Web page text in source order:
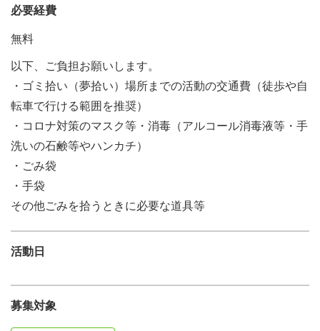
必要経費
無料
以下、ご負担お願いします。
・ゴミ拾い（夢拾い）場所までの活動の交通費（徒歩や自
転車で行ける範囲を推奨）
・コロナ対策のマスク等・消毒（アルコール消毒液等・手
洗いの石鹸等やハンカチ）
・ごみ袋
・手袋
その他ごみを拾うときに必要な道具等
活動日
募集対象